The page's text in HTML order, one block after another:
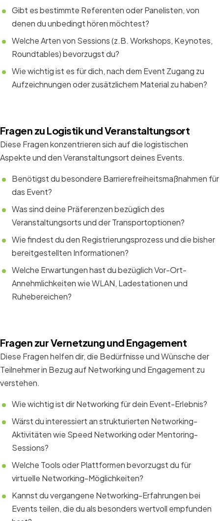
Gibt es bestimmte Referenten oder Panelisten, von
denen du unbedingt hören möchtest?
Welche Arten von Sessions (z.B. Workshops, Keynotes,
Roundtables) bevorzugst du?
Wie wichtig ist es für dich, nach dem Event Zugang zu
Aufzeichnungen oder zusätzlichem Material zu haben?
Fragen zu Logistik und Veranstaltungsort
Diese Fragen konzentrieren sich auf die logistischen
Aspekte und den Veranstaltungsort deines Events.
Benötigst du besondere Barrierefreiheitsmaßnahmen für
das Event?
Was sind deine Präferenzen bezüglich des
Veranstaltungsorts und der Transportoptionen?
Wie findest du den Registrierungsprozess und die bisher
bereitgestellten Informationen?
Welche Erwartungen hast du bezüglich Vor-Ort-
Annehmlichkeiten wie WLAN, Ladestationen und
Ruhebereichen?
Fragen zur Vernetzung und Engagement
Diese Fragen helfen dir, die Bedürfnisse und Wünsche der
Teilnehmer in Bezug auf Networking und Engagement zu
verstehen.
Wie wichtig ist dir Networking für dein Event-Erlebnis?
Wärst du interessiert an strukturierten Networking-
Aktivitäten wie Speed Networking oder Mentoring-
Sessions?
Welche Tools oder Plattformen bevorzugst du für
virtuelle Networking-Möglichkeiten?
Kannst du vergangene Networking-Erfahrungen bei
Events teilen, die du als besonders wertvoll empfunden